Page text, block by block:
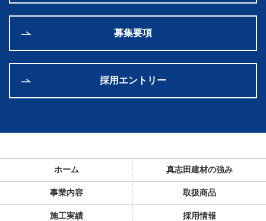
募集要項
採用エントリー
ホーム 真志田建材の強み
事業内容 取扱商品
施工実績 採用情報